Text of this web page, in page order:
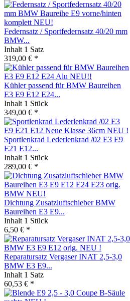
Federnsatz / Sportfedernsatz 40/20 mm
BMW...
Inhalt 1 Satz
319,00 € *
Kühler passend für BMW Baureihen
E3 E9 E12 E24...
Inhalt 1 Stück
349,00 € *
Sportlenkrad Lederlenkrad /02 E3 E9
E21 E12...
Inhalt 1 Stück
289,00 € *
Dichtung Zusatzluftschieber BMW
Baureihen E3 E9...
Inhalt 1 Stück
6,50 € *
Reparatursatz Vergaser INAT 2,5-3,0
BMW E3 E9...
Inhalt 1 Satz
60,53 € *